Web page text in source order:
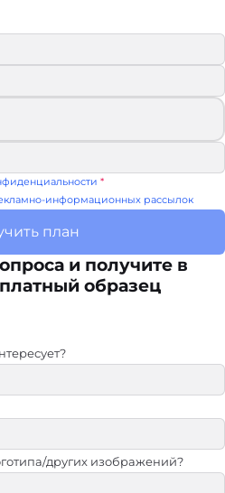
*
информационных рассылок
план
и получите в
образец
других изображений?